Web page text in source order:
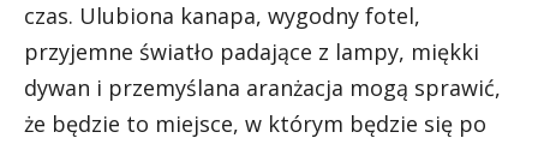
czas. Ulubiona kanapa, wygodny fotel,
przyjemne światło padające z lampy, miękki
dywan i przemyślana aranżacja mogą sprawić,
że będzie to miejsce, w którym będzie się po